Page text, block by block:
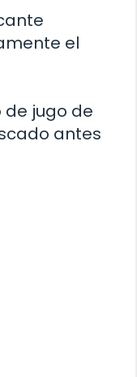
el
de jugo de
antes